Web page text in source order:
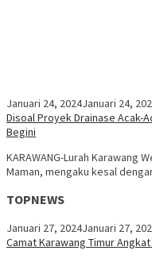
Januari 24, 2024Januari 24,
Disoal Proyek Drainase Acak-
Begini
KARAWANG-Lurah Karawang
Maman, mengaku kesal
TOPNEWS
Januari 27, 2024Januari 27,
Camat Karawang Timur